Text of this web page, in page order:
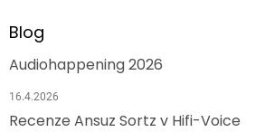
Blog
Audiohappening 2026
16.4.2026
Recenze Ansuz Sortz v Hifi-Voice